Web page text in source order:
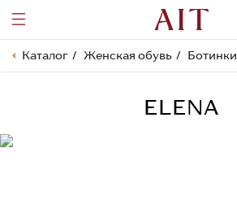
Каталог Женская обувь Ботинки
ELENA